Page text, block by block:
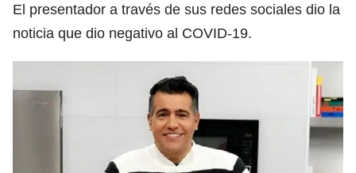
El presentador a través de sus redes sociales dio la
noticia que dio negativo al COVID-19.